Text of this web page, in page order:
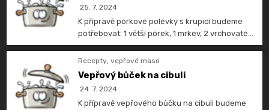
25. 7. 2024
K přípravě pórkové polévky s krupicí budeme
potřebovat: 1 větší pórek, 1 mrkev, 2 vrchovaté…
Recepty,vepřové maso
Vepřový bůček na cibuli
24. 7. 2024
K přípravě vepřového bůčku na cibuli budeme